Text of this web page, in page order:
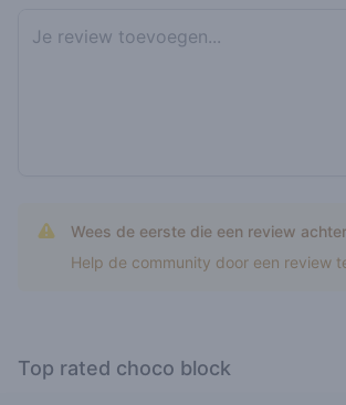
Wees de eerste die een review
Help de community door een review
Top rated choco block